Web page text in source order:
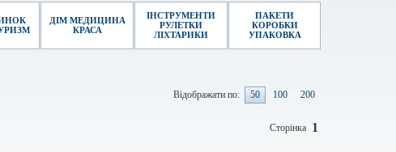
ДІМ МЕДИЦИНА
КРАСА
ІНСТРУМЕНТИ
РУЛЕТКИ
ЛІХТАРИКИ
ПАКЕТИ
КОРОБКИ
УПАКОВКА
Відображати по: 50 100 200
1
Сторінка